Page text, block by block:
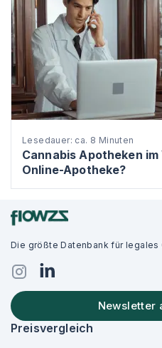
Lesedauer: ca. 8 Minuten
Cannabis Apotheken
Online-Apotheke?
Die größte Datenbank für legales
Newsletter
Preisvergleich